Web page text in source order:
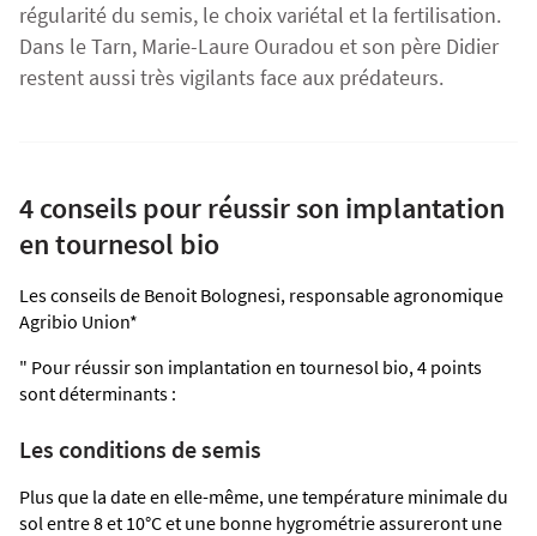
régularité du semis, le choix variétal et la fertilisation.
Dans le Tarn, Marie-Laure Ouradou et son père Didier
restent aussi très vigilants face aux prédateurs.
4 conseils pour réussir son implantation
en tournesol bio
Les conseils de Benoit Bolognesi, responsable agronomique
Agribio Union*
" Pour réussir son implantation en tournesol bio, 4 points
sont déterminants :
Les conditions de semis
Plus que la date en elle-même, une température minimale du
sol entre 8 et 10°C et une bonne hygrométrie assureront une
Triticale
Agriculture Bio
Maïs ensilage